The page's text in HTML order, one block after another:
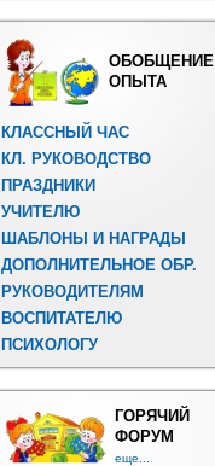
ОБОБЩЕНИЕ
ОПЫТА
КЛАССНЫЙ ЧАС
КЛ. РУКОВОДСТВО
ПРАЗДНИКИ
УЧИТЕЛЮ
ШАБЛОНЫ И НАГРАДЫ
ДОПОЛНИТЕЛЬНОЕ ОБР.
РУКОВОДИТЕЛЯМ
ВОСПИТАТЕЛЮ
ПСИХОЛОГУ
ГОРЯЧИЙ
ФОРУМ
еще...